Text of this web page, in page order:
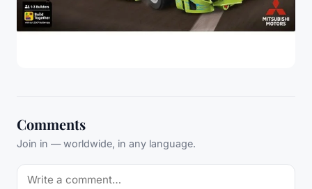
Comments
Join in — worldwide, in any language.